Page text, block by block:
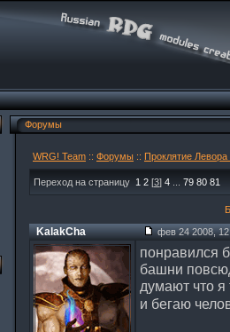
Форумы
WRG! Team :: Форумы :: Проклятие Левора
Переход на страницу 1 2 [3] 4 79 80 81
KalakCha фев 24 2008,
понравился
башни
думают что я
и бегаю